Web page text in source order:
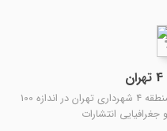
نقشه منطقه 4 شهرداری تهران در اندازه 100x70 سانتی‌متر و در مقیاس 1:14.000